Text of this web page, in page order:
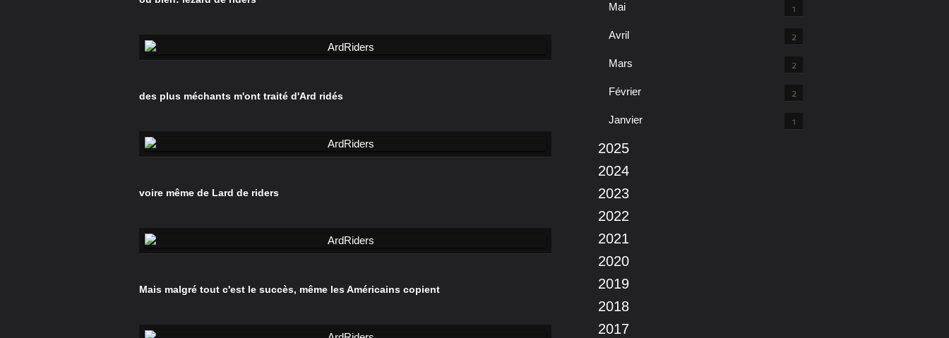
des plus méchants m'ont traité d'Ard ridés
voire même de Lard de riders
Mais malgré tout c'est le succès, même les Américains copient
Mai 1
Avril 2
Mars 2
Février 2
Janvier 1
2025
2024
2023
2022
2021
2020
2019
2018
2017